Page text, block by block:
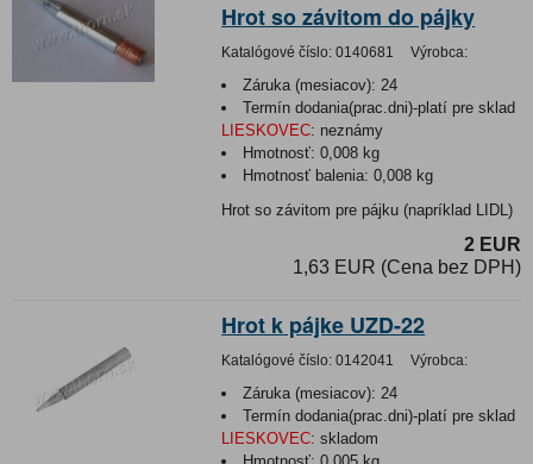
Hrot so závitom do pájky
Katalógové číslo: 0140681 Výrobca:
Záruka (mesiacov): 24
Termín dodania(prac.dni)-platí pre sklad
LIESKOVEC: neznámy
Hmotnosť:0,008 kg
Hmotnosť balenia:0,008 kg
Hrot so závitom pre pájku (napríklad LIDL)
2 EUR
1,63 EUR (Cena bez DPH)
Hrot k pájke UZD-22
Katalógové číslo: 0142041 Výrobca:
Záruka (mesiacov): 24
Termín dodania(prac.dni)-platí pre sklad
LIESKOVEC: skladom